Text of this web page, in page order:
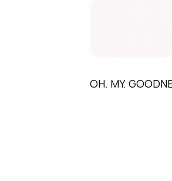
OH. MY.